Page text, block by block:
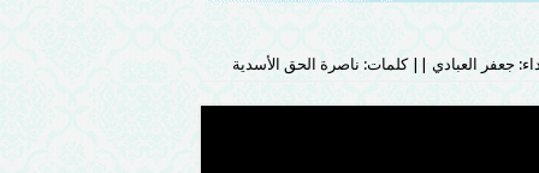
جعفر العبادي || كلمات: ناصرة الحق الأسدية